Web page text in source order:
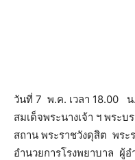
วันที่ 7 พ.ค. เวลา 18.00
สมเด็จพระนางเจ้า ฯ พระ
สถาน พระราชวังดุสิต พระ
อำนวยการโรงพยาบาล ผู้